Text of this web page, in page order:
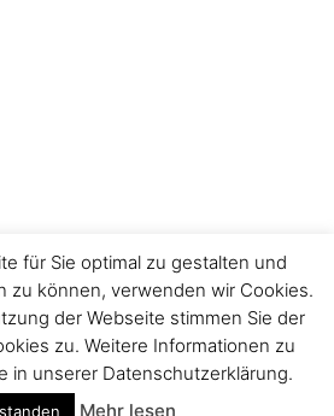
Impressum
für Sie optimal zu gestalten und
zu können, verwenden wir Cookies.
der Webseite stimmen Sie der
zu. Weitere Informationen zu
in unserer Datenschutzerklärung.
Mehr lesen